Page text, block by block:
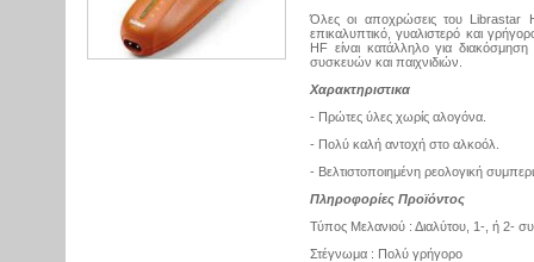
Όλες οι αποχρώσεις του Librastar
επικαλυπτικό, γυαλιστερό και
HF είναι κατάλληλο για
συσκευών και παιχνιδιών.
Χαρακτηριστικα
- Πρώτες ύλες χωρίς αλογόνα.
- Πολύ καλή αντοχή στο αλκοόλ.
- Βελτιστοποιημένη ρεολογική
Πληροφορίες Προïόντος
Τύπος Μελανιού : Διαλύτου, 1-, ή 2-
Στέγνωμα : Πολύ γρήγορο